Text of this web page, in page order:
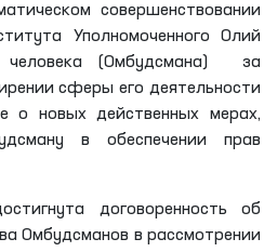
совершенствовании
Уполномоченного Олий
(Омбудсмана) за
сферы его деятельности
о новых действенных мерах,
в обеспечении прав
договоренность об
Омбудсманов в рассмотрении